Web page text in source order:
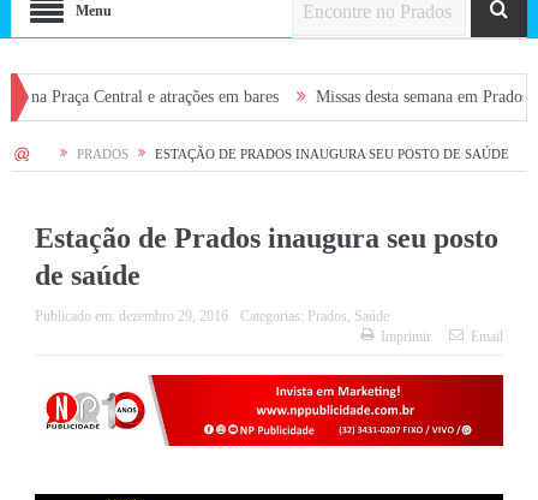
Menu
Central e atrações em bares Missas desta semana em Prados: confira a
HOME PRADOS ESTAÇÃO DE PRADOS INAUGURA SEU POSTO DE SAÚDE
Estação de Prados inaugura seu posto
de saúde
Publicado em: dezembro 29, 2016 Categorias: Prados, Saúde
Imprimir
Email